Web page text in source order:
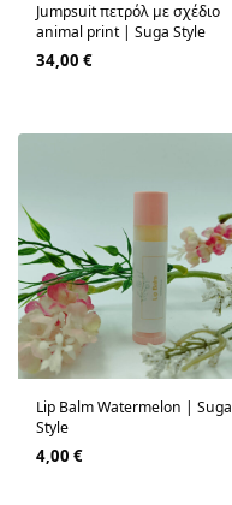
Jumpsuit πετρόλ με σχέδιο
animal print | Suga Style
34,00 €
Lip Balm Watermelon | Suga
Style
4,00 €